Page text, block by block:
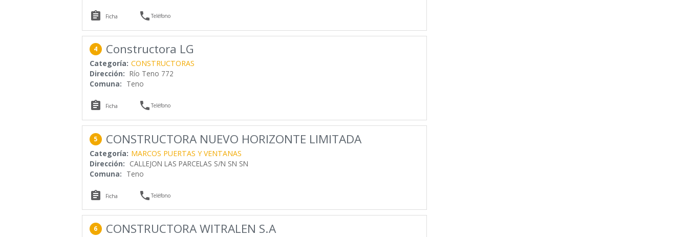
 Ficha Teléfono
4 Constructora LG
Categoría: CONSTRUCTORAS
Dirección: Río Teno 772
Comuna: Teno
 Ficha Teléfono
5 CONSTRUCTORA NUEVO HORIZONTE LIMITADA
Categoría: MARCOS PUERTAS Y VENTANAS
Dirección: CALLEJON LAS PARCELAS S/N SN SN
Comuna: Teno
 Ficha Teléfono
6 CONSTRUCTORA WITRALEN S.A